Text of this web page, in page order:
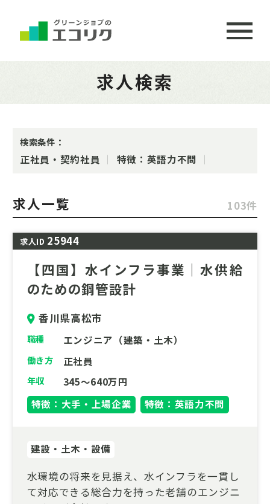
求人検索
検索条件：
正社員・契約社員 特徴：英語力不問
求人一覧 103件
求人ID 25944
【四国】水インフラ事業｜水供給
のための鋼管設計
香川県高松市
職種 エンジニア（建築・土木）
働き方 正社員
年収
345～640万円
特徴：大手・上場企業
特徴：英語力不問
建設・土木・設備
水環境の将来を見据え、水インフラを一貫し
て対応できる総合力を持った老舗のエンジニ